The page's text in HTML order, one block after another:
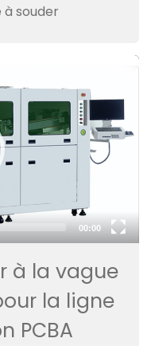
à souder
00:00
à la vague
la ligne
PCBA